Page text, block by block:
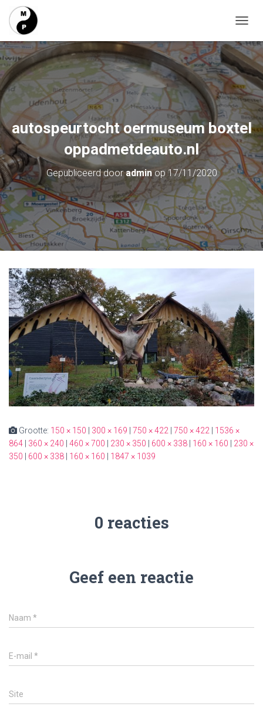
O
G
G
L
E
N
A
V
I
G
A
T
I
autospeurtocht oermuseum boxtel
oppadmetdeauto.nl
Gepubliceerd dooradminop 17/11/2020
Grootte: 150 × 150 300 × 169 750 × 422 750 × 422
1536 ×
864
360 × 240 460 × 700 230 × 350 600 × 338 160 × 160
230 ×
350
600 × 338 160 × 160 1847 × 1039
0 reacties
Geef een reactie
Naam *
E-mail *
Site